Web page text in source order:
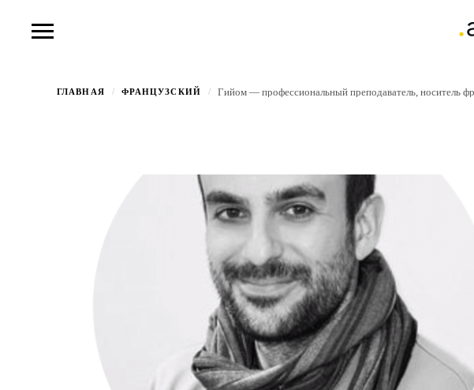
ГЛАВНАЯ / ФРАНЦУЗСКИЙ /